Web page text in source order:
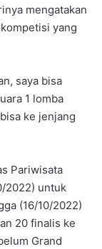
mengatakan
yang
saya bisa
1 lomba
ke jenjang
Pariwisata
2022) untuk
(16/10/2022)
20 finalis ke
Grand